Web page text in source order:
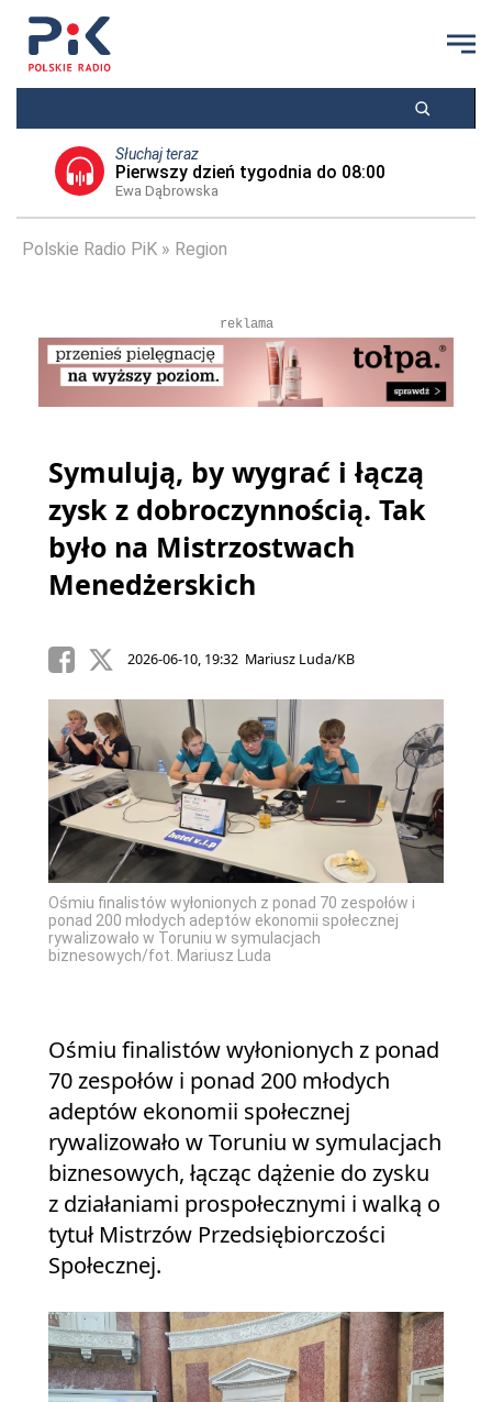
Słuchaj teraz
Pierwszy dzień tygodnia do 08:00
Ewa Dąbrowska
Polskie Radio PiK Region
reklama
Symulują, by wygrać i łączą
zysk z dobroczynnością. Tak
było na Mistrzostwach
Menedżerskich
2026-06-10, 19:32 Mariusz Luda/KB
Ośmiu finalistów wyłonionych z ponad 70 zespołów i
ponad 200 młodych adeptów ekonomii społecznej
rywalizowało w Toruniu w symulacjach
biznesowych/fot. Mariusz Luda
Ośmiu finalistów wyłonionych z ponad
70 zespołów i ponad 200 młodych
adeptów ekonomii społecznej
rywalizowało w Toruniu w symulacjach
biznesowych, łącząc dążenie do zysku
z działaniami prospołecznymi i walką o
tytuł Mistrzów Przedsiębiorczości
Społecznej.